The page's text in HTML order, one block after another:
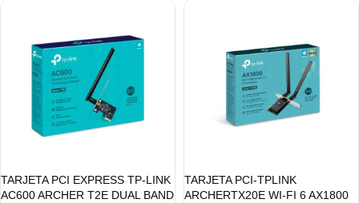
TARJETA PCI EXPRESS TP-LINK
AC600 ARCHER T2E DUAL BAND
TARJETA PCI-TPLINK
ARCHERTX20E WI-FI 6 AX1800